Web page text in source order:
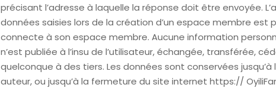
précisant l’adresse à laquelle la réponse doit être envoyée.
données saisies lors de la création d’un espace membre est
connecte à son espace membre. Aucune information
n’est publiée à l’insu de l’utilisateur, échangée, transférée,
quelconque à des tiers. Les données sont conservées jusqu’à
auteur, ou jusqu’à la fermeture du site internet https://